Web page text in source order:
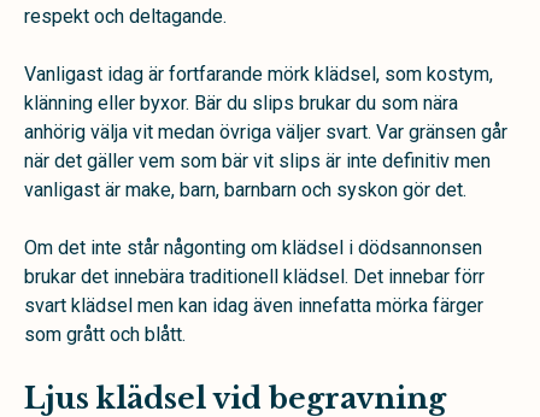
respekt och deltagande.
Vanligast idag är fortfarande mörk klädsel, som kostym,
klänning eller byxor. Bär du slips brukar du som nära
anhörig välja vit medan övriga väljer svart. Var gränsen går
när det gäller vem som bär vit slips är inte definitiv men
vanligast är make, barn, barnbarn och syskon gör det.
Om det inte står någonting om klädsel i dödsannonsen
brukar det innebära traditionell klädsel. Det innebar förr
svart klädsel men kan idag även innefatta mörka färger
som grått och blått.
Ljus klädsel vid begravning